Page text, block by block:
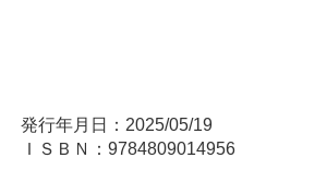
発行年月日：2025/05/19
ＩＳＢＮ：9784809014956